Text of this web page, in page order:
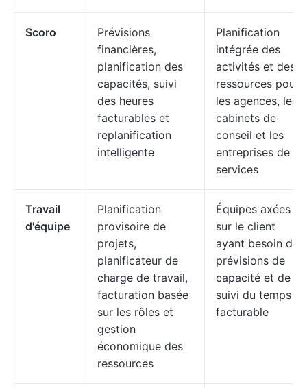
Scoro
Prévisions
financières,
planification des
capacités, suivi
des heures
facturables et
replanification
intelligente
Planification
intégrée des
activités et des
ressources pour
les agences, les
cabinets de
conseil et les
entreprises de
services
Travail
d'équipe
Planification
provisoire de
projets,
planificateur de
charge de travail,
facturation basée
sur les rôles et
gestion
économique des
ressources
Équipes axées
sur le client
ayant besoin de
prévisions de
capacité et de
suivi du temps
facturable